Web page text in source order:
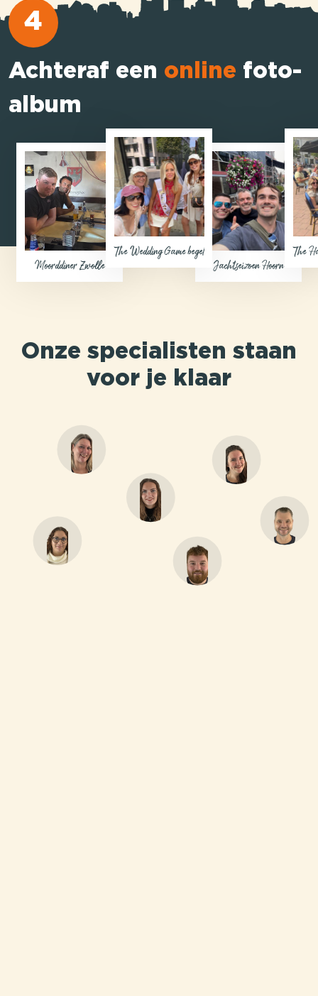
4
Achteraf een online foto-
album
Moorddiner Zwolle
The Wedding Game begeleiding op afstand (Eigen locatie)
Jachtseizoen Hoorn
The
Onze specialisten staan
voor je klaar